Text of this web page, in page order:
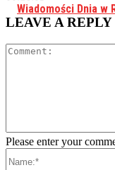
Wiadomości Dnia w
LEAVE A REPLY
Please enter your